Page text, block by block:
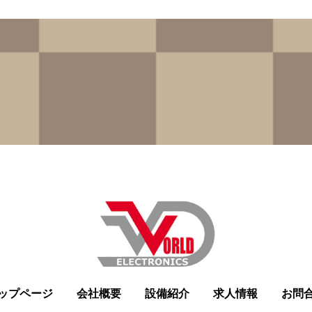
プページ 会社概要 設備紹介 求人情報 お問